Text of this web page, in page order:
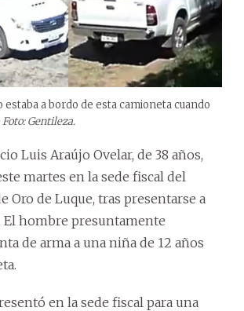
a bordo de esta camioneta cuando
Foto: Gentileza.
Luis Araújo Ovelar, de 38 años,
martes en la sede fiscal del
Oro de Luque, tras presentarse a
El hombre presuntamente
de arma a una niña de 12 años
en la sede fiscal para una